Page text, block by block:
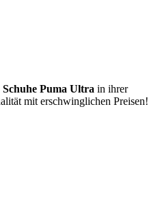
Schuhe Puma Ultra in ihrer
mit erschwinglichen Preisen!